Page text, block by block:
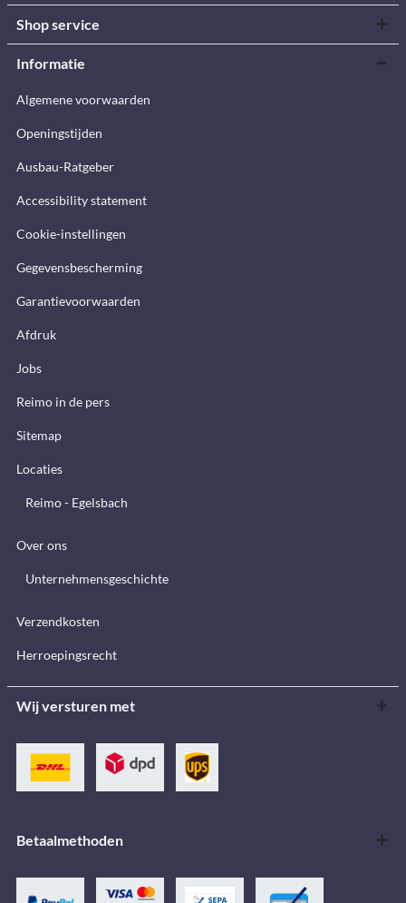
Shop service
Informatie
Algemene voorwaarden
Openingstijden
Ausbau-Ratgeber
Accessibility statement
Cookie-instellingen
Gegevensbescherming
Garantievoorwaarden
Afdruk
Jobs
Reimo in de pers
Sitemap
Locaties
Reimo - Egelsbach
Over ons
Unternehmensgeschichte
Verzendkosten
Herroepingsrecht
Wij versturen met
Betaalmethoden